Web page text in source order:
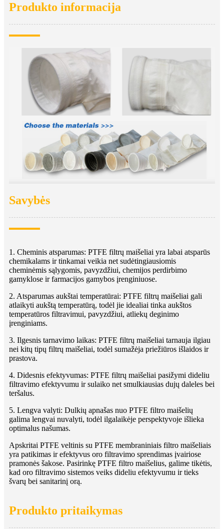
Produkto informacija
Savybės
1. Cheminis atsparumas: PTFE filtrų maišeliai yra labai atsparūs
chemikalams ir tinkamai veikia net sudėtingiausiomis
cheminėmis sąlygomis, pavyzdžiui, chemijos perdirbimo
gamyklose ir farmacijos gamybos įrenginiuose.
2. Atsparumas aukštai temperatūrai: PTFE filtrų maišeliai gali
atlaikyti aukštą temperatūrą, todėl jie idealiai tinka aukštos
temperatūros filtravimui, pavyzdžiui, atliekų deginimo
įrenginiams.
3. Ilgesnis tarnavimo laikas: PTFE filtrų maišeliai tarnauja ilgiau
nei kitų tipų filtrų maišeliai, todėl sumažėja priežiūros išlaidos ir
prastova.
4. Didesnis efektyvumas: PTFE filtrų maišeliai pasižymi dideliu
filtravimo efektyvumu ir sulaiko net smulkiausias dujų daleles bei
teršalus.
5. Lengva valyti: Dulkių apnašas nuo PTFE filtro maišelių
galima lengvai nuvalyti, todėl ilgalaikėje perspektyvoje išlieka
optimalus našumas.
Apskritai PTFE veltinis su PTFE membraniniais filtro maišeliais
yra patikimas ir efektyvus oro filtravimo sprendimas įvairiose
pramonės šakose. Pasirinkę PTFE filtro maišelius, galime tikėtis,
kad oro filtravimo sistemos veiks dideliu efektyvumu ir tieks
švarų bei sanitarinį orą.
Produkto pritaikymas